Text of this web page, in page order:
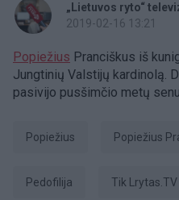
„Lietuvos ryto“
2019-02-16 13:21
Popiežius Pranciškus iš
Jungtinių Valstijų kardinolą.
pasivijo pusšimčio metų
Popiežius Popiežius
pedofilija tik Lrytas.TV